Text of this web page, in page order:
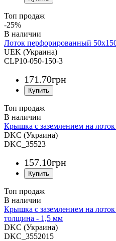
Топ продаж
-25%
Лоток перфорированный
UEK (Украина)
CLP10-050-150-3
171.70грн
Топ продаж
Крышка с заземлением на
DKC (Украина)
DKC_35523
157.10грн
Топ продаж
Крышка с заземлением на
толщина - 1,5 мм
DKC (Украина)
DKC_3552015